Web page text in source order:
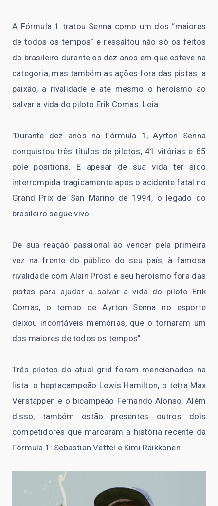
A Fórmula 1 tratou Senna como um dos “maiores
de todos os tempos” e ressaltou não só os feitos
do brasileiro durante os dez anos em que esteve na
categoria, mas também as ações fora das pistas: a
paixão, a rivalidade e até mesmo o heroísmo ao
salvar a vida do piloto Erik Comas. Leia:
"Durante dez anos na Fórmula 1, Ayrton Senna
conquistou três títulos de pilotos, 41 vitórias e 65
pole positions. E apesar de sua vida ter sido
interrompida tragicamente após o acidente fatal no
Grand Prix de San Marino de 1994, o legado do
brasileiro segue vivo.
De sua reação passional ao vencer pela primeira
vez na frente do público do seu país, à famosa
rivalidade com Alain Prost e seu heroísmo fora das
pistas para ajudar a salvar a vida do piloto Erik
Comas, o tempo de Ayrton Senna no esporte
deixou incontáveis memórias, que o tornaram um
dos maiores de todos os tempos".
Três pilotos do atual grid foram mencionados na
lista: o heptacampeão Lewis Hamilton, o tetra Max
Verstappen e o bicampeão Fernando Alonso. Além
disso, também estão presentes outros dois
competidores que marcaram a história recente da
Fórmula 1: Sebastian Vettel e Kimi Raikkonen.